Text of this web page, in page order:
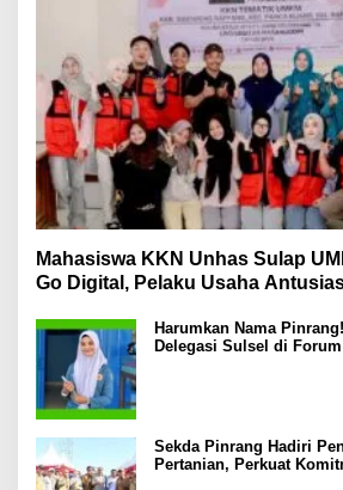
Mahasiswa KKN Unhas Sulap
Go Digital, Pelaku Usaha
Harumkan Nama
Delegasi Sulsel di
Sekda Pinrang Hadiri
Pertanian, Perkuat